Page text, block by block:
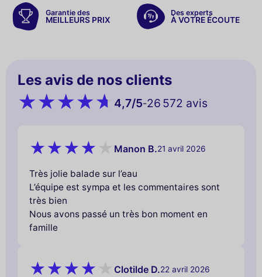
Garantie des
MEILLEURS PRIX
Des experts
À VOTRE ÉCOUTE
Les avis de nos clients
4,7/5-26 572 avis
Manon B.21 avril 2026
Très jolie balade sur l’eau
L’équipe est sympa et les commentaires sont
très bien
Nous avons passé un très bon moment en
famille
Clotilde D.22 avril 2026